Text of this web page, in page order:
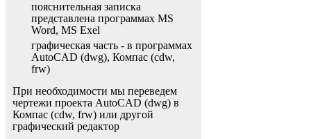
пояснительная записка
представлена программах MS
Word, MS Exel
графическая часть - в программах
AutoCAD (dwg), Компас (cdw,
frw)
При необходимости мы переведем
чертежи проекта AutoCAD (dwg) в
Компас (cdw, frw) или другой
графический редактор